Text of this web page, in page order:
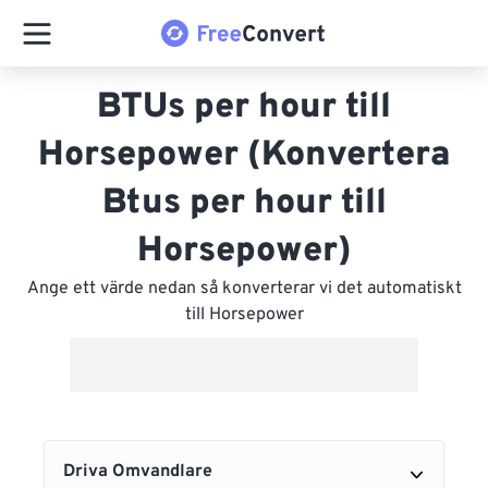
BTUs per hour till
Horsepower (Konvertera
Btus per hour till
Horsepower)
Ange ett värde nedan så konverterar vi det automatiskt
till Horsepower